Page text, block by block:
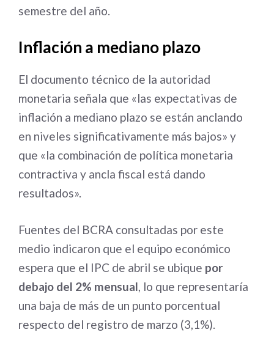
semestre del año.
Inflación a mediano plazo
El documento técnico de la autoridad
monetaria señala que «las expectativas de
inflación a mediano plazo se están anclando
en niveles significativamente más bajos» y
que «la combinación de política monetaria
contractiva y ancla fiscal está dando
resultados».
Fuentes del BCRA consultadas por este
medio indicaron que el equipo económico
espera que el IPC de abril se ubique por
debajo del 2% mensual, lo que representaría
una baja de más de un punto porcentual
respecto del registro de marzo (3,1%).